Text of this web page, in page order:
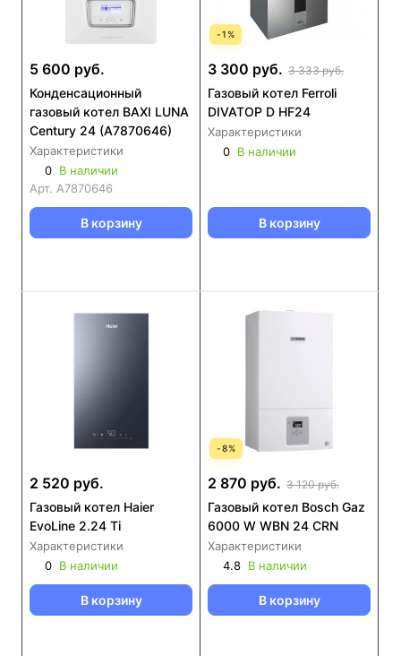
5 600 руб.
Конденсационный
газовый котел BAXI LUNA
Century 24 (А7870646)
Характеристики
0 В наличии
Арт. А7870646
В корзину
-1%
3 300 руб. 3 333 руб.
Газовый котел Ferroli
DIVATOP D HF24
Характеристики
0 В наличии
В корзину
2 520 руб.
Газовый котел Haier
EvoLine 2.24 Ti
Характеристики
0 В наличии
В корзину
-8%
2 870 руб. 3 120 руб.
Газовый котел Bosch Gaz
6000 W WBN 24 CRN
Характеристики
4.8 В наличии
В корзину